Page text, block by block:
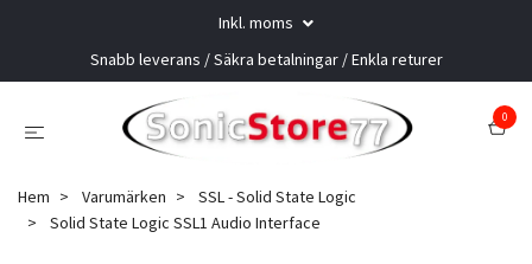
Inkl. moms
Snabb leverans / Säkra betalningar / Enkla returer
0
Hem Varumärken
SSL - Solid State Logic
Solid State Logic SSL1 Audio Interface